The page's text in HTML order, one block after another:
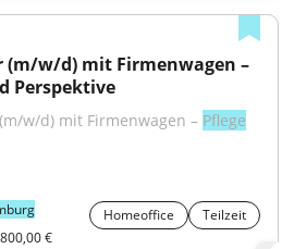
Perspektive
w/d) mit Firmenwagen – Pflege
Homeoffice
Teilzeit
€